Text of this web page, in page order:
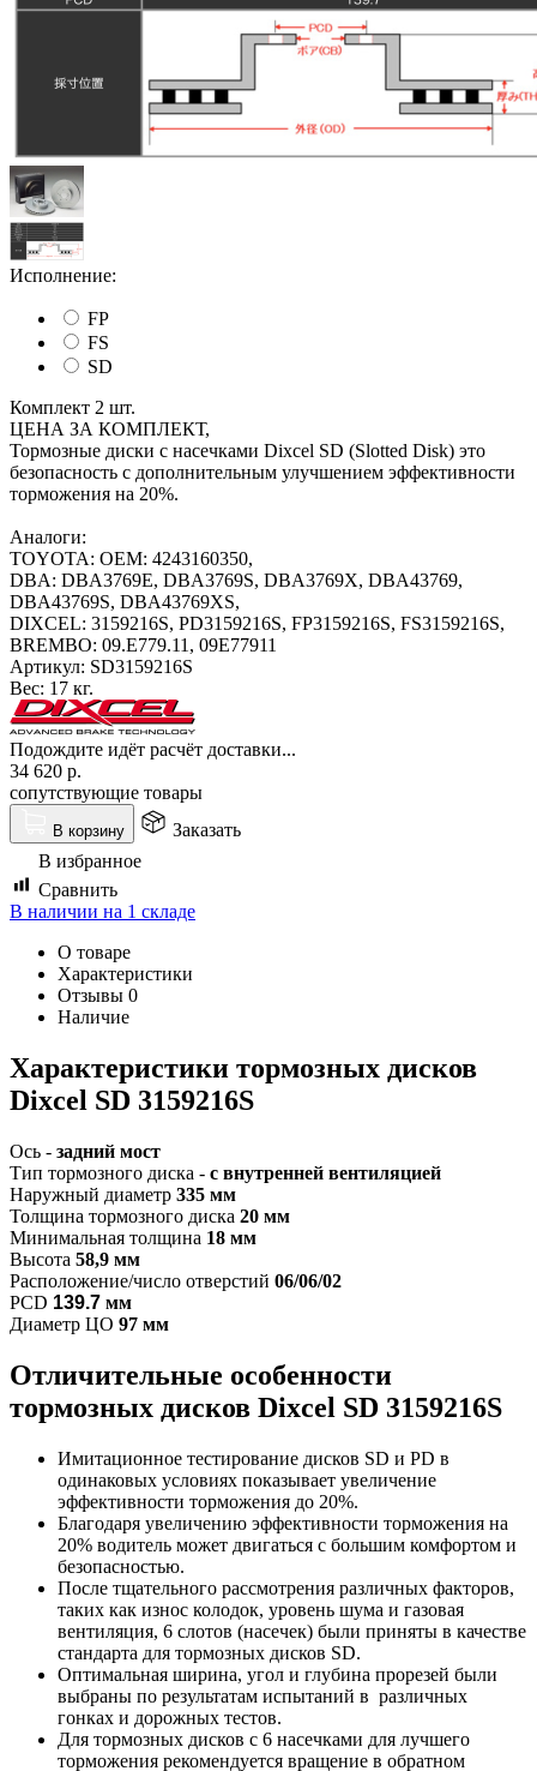
Исполнение:
FP
FS
SD
Комплект 2 шт.
ЦЕНА ЗА КОМПЛЕКТ,
Тормозные диски с насечками Dixcel SD (Slotted Disk) это
безопасность с дополнительным улучшением эффективности
торможения на 20%.
Аналоги:
TOYOTA: OEM: 4243160350,
DBA: DBA3769E, DBA3769S, DBA3769X, DBA43769,
DBA43769S, DBA43769XS,
DIXCEL: 3159216S, PD3159216S, FP3159216S, FS3159216S,
BREMBO: 09.E779.11, 09E77911
Артикул: SD3159216S
Вес: 17 кг.
Подождите идёт расчёт доставки...
34 620 р.
сопутствующие товары
В корзину
Заказать
В избранное
Сравнить
В наличии на 1 складе
О товаре
Характеристики
Отзывы 0
Наличие
Характеристики тормозных дисков
Dixcel SD 3159216S
Ось - задний мост
Тип тормозного диска - с внутренней вентиляцией
Наружный диаметр 335 мм
Толщина тормозного диска 20 мм
Минимальная толщина 18 мм
Высота 58,9 мм
Расположение/число отверстий 06/06/02
PCD 139.7 мм
Диаметр ЦО 97 мм
Отличительные особенности
тормозных дисков Dixcel SD 3159216S
Имитационное тестирование дисков SD и PD в
одинаковых условиях показывает увеличение
эффективности торможения до 20%.
Благодаря увеличению эффективности торможения на
20% водитель может двигаться с большим комфортом и
безопасностью.
После тщательного рассмотрения различных факторов,
таких как износ колодок, уровень шума и газовая
вентиляция, 6 слотов (насечек) были приняты в качестве
стандарта для тормозных дисков SD.
Оптимальная ширина, угол и глубина прорезей были
выбраны по результатам испытаний в различных
гонках и дорожных тестов.
Для тормозных дисков с 6 насечками для лучшего
торможения рекомендуется вращение в обратном